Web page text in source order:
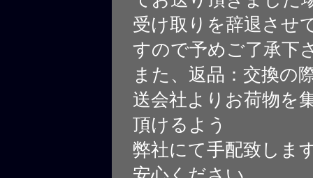
受け取りを辞退させ
すので予めご了承下
また、返品：交換の
送会社よりお荷物を
頂けるよう
弊社にて手配致しま